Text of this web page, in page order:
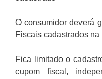
O consumidor deverá
Fiscais cadastrados na
Fica limitado o
cupom fiscal,